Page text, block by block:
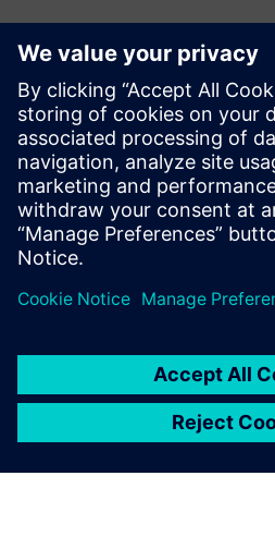
să inovăm, atât din punct de
soluțiile pe care le oferim
eficiente energetic la software și
fiecare etapă a producției sau
adăugat Daniel Barciuc.